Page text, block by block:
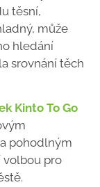
těsní,
může
hledání
srovnání těch
Kinto To Go
pohodlným
volbou pro